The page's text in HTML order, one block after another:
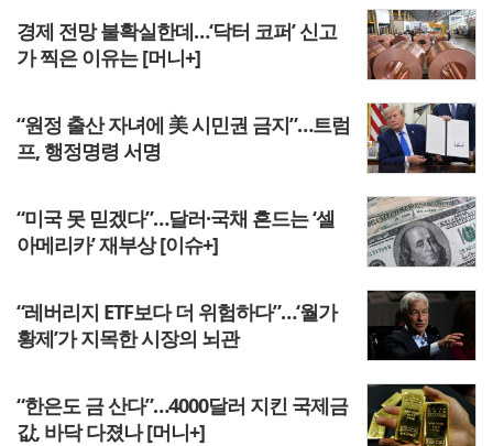
경제 전망 불확실한데…‘닥터 코퍼’ 신고
가 찍은 이유는 [머니+]
“원정 출산 자녀에 美 시민권 금지”…트럼
프, 행정명령 서명
“미국 못 믿겠다”…달러·국채 흔드는 ‘셀
아메리카’ 재부상 [이슈+]
“레버리지 ETF보다 더 위험하다”…‘월가
황제’가 지목한 시장의 뇌관
“한은도 금 산다”…4000달러 지킨 국제금
값, 바닥 다졌나 [머니+]